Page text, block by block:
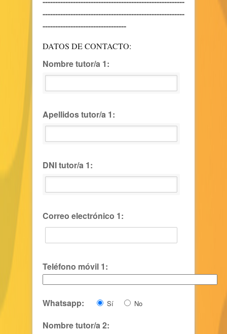
--------------------------------------------------------
---------------------------------
DATOS DE CONTACTO:
Nombre tutor/a 1:
Apellidos tutor/a 1:
DNI tutor/a 1:
Correo electrónico 1:
Teléfono móvil 1:
Whatsapp: Sí No
Nombre tutor/a 2: